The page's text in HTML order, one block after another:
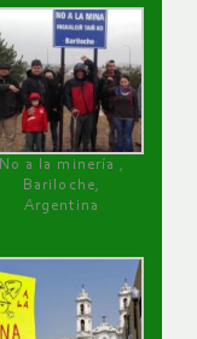
No a la minería ,
Bariloche,
Argentina